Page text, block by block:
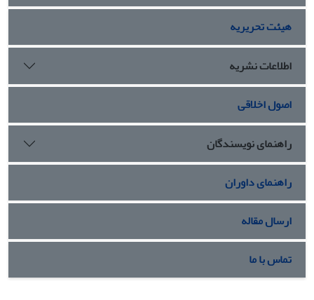
هیئت تحریریه
اطلاعات نشریه
اصول اخلاقی
راهنمای نویسندگان
راهنمای داوران
ارسال مقاله
تماس با ما